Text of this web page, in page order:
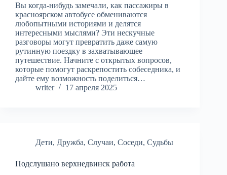
Вы когда-нибудь замечали, как пассажиры в
красноярском автобусе обмениваются
любопытными историями и делятся
интересными мыслями? Эти нескучные
разговоры могут превратить даже самую
рутинную поездку в захватывающее
путешествие. Начните с открытых вопросов,
которые помогут раскрепостить собеседника, и
дайте ему возможность поделиться…
writer
17 апреля 2025
Дети, Дружба, Случаи, Соседи, Судьбы
Подслушано верхнедвинск работа